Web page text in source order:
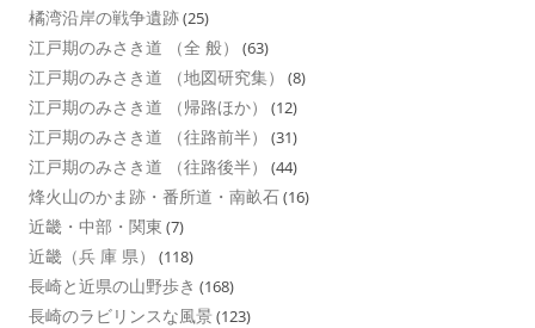
橘湾沿岸の戦争遺跡(25)
江戸期のみさき道 （全 般） (63)
江戸期のみさき道 （地図研究集） (8)
江戸期のみさき道 （帰路ほか） (12)
江戸期のみさき道 （往路前半） (31)
江戸期のみさき道 （往路後半） (44)
烽火山のかま跡・番所道・南畝石(16)
近畿・中部・関東 (7)
近畿（兵 庫 県） (118)
長崎と近県の山野歩き (168)
長崎のラビリンスな風景 (123)